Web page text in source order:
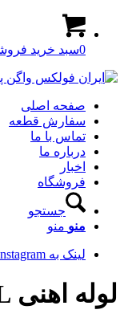
0سبد خرید
صفحه اصلی
سفارش قطعه
تماس با ما
درباره ما
اخبار
فروشگاه
جستجو
منو منو
لینک به Instagram
لوله اهنی L شکل رادیاتور کمکی